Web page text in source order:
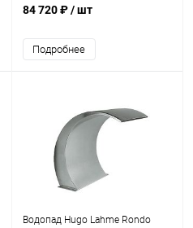
84 720 ₽/ шт
Подробнее
Водопад Hugo Lahme Rondo